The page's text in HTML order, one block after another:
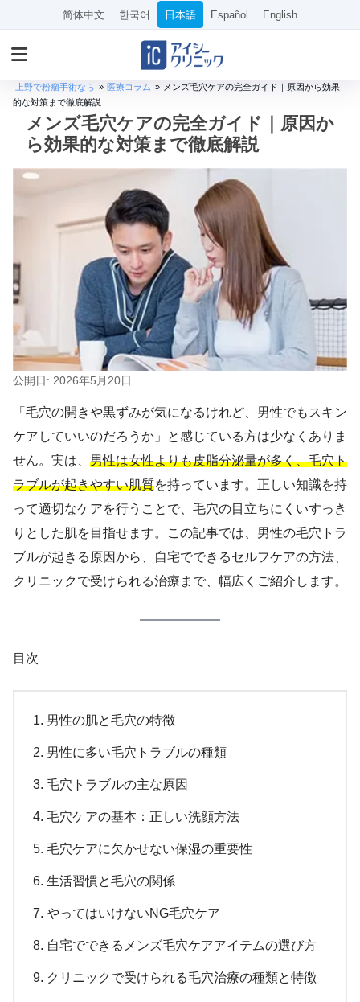
简体中文 한국어 日本語 Español English
上野で粉瘤手術なら » 医療コラム » メンズ毛穴ケアの完全ガイド｜原因から効果
的な対策まで徹底解説
メンズ毛穴ケアの完全ガイド｜原因か
ら効果的な対策まで徹底解説
公開日: 2026年5月20日
「毛穴の開きや黒ずみが気になるけれど、男性でもスキン
ケアしていいのだろうか」と感じている方は少なくありま
せん。実は、 男性は女性よりも皮脂分泌量が多く、毛穴ト
ラブルが起きやすい肌質を持っています。正しい知識を持
って適切なケアを行うことで、毛穴の目立ちにくいすっき
りとした肌を目指せます。この記事では、男性の毛穴トラ
ブルが起きる原因から、自宅でできるセルフケアの方法、
クリニックで受けられる治療まで、幅広くご紹介します。
目次
男性の肌と毛穴の特徴
男性に多い毛穴トラブルの種類
毛穴トラブルの主な原因
毛穴ケアの基本：正しい洗顔方法
毛穴ケアに欠かせない保湿の重要性
生活習慣と毛穴の関係
やってはいけないNG毛穴ケア
自宅でできるメンズ毛穴ケアアイテムの選び方
クリニックで受けられる毛穴治療の種類と特徴